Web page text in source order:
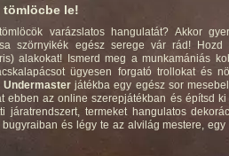
tömlöcbe le!
varázslatos hangulatát? Akkor
szörnyikék egész serege vár rád!
alakokat! Ismerd meg a munkamániás
ügyesen forgató trollokat és
Undermasterjátékba egy egész sor
ebben az online szerepjátékban és építsd
járatrendszert, termeket hangulatos
és légy te az alvilág mestere,